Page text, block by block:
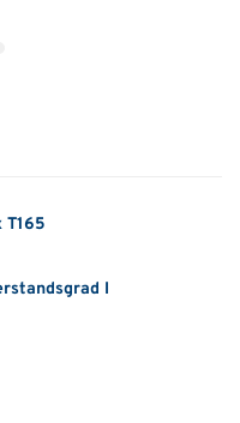
T165
I